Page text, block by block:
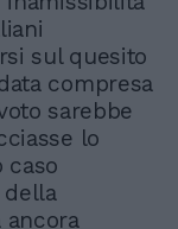
sul quesito
compresa
sarebbe
lo
caso
ancora